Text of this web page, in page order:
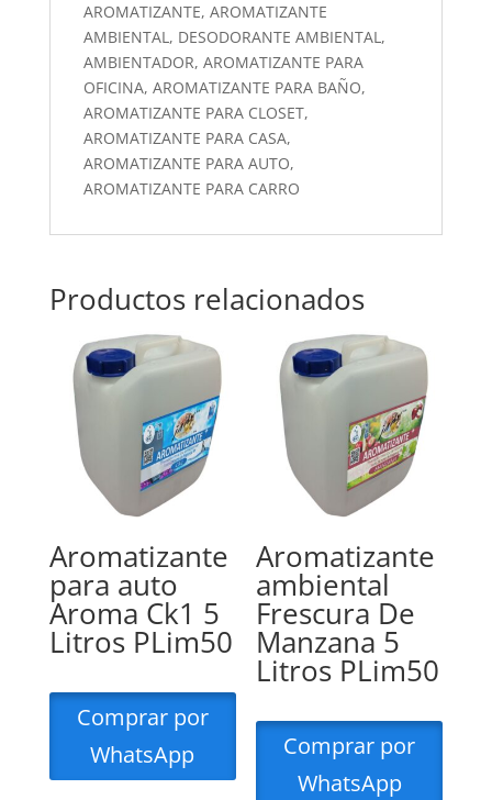
AROMATIZANTE, AROMATIZANTE
AMBIENTAL, DESODORANTE AMBIENTAL,
AMBIENTADOR, AROMATIZANTE PARA
OFICINA, AROMATIZANTE PARA BAÑO,
AROMATIZANTE PARA CLOSET,
AROMATIZANTE PARA CASA,
AROMATIZANTE PARA AUTO,
AROMATIZANTE PARA CARRO
Productos relacionados
Aromatizante
para auto
Aroma Ck1 5
Litros PLim50
Comprar por
WhatsApp
Aromatizante
ambiental
Frescura De
Manzana 5
Litros PLim50
Comprar por
WhatsApp